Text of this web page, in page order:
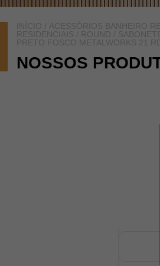
INÍCIO / ACESSÓRIOS BANHEIRO
RESIDENCIAIS / ROUND /
PRETO FOSCO METALWORKS
NOSSOS